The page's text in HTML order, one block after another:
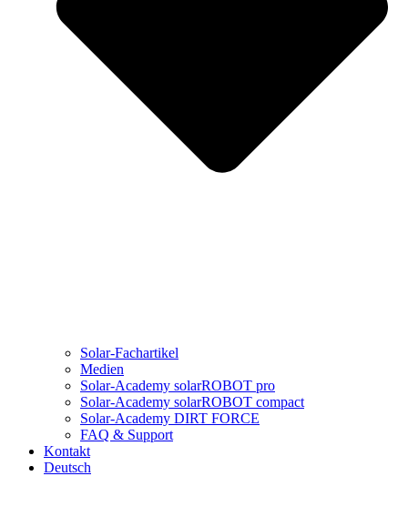
Solar-Fachartikel
Medien
Solar-Academy solarROBOT pro
Solar-Academy solarROBOT compact
Solar-Academy DIRT FORCE
FAQ & Support
Kontakt
Deutsch